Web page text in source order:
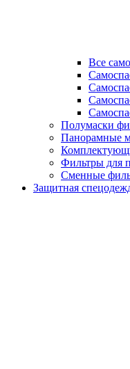
Все
Полумаски
Панорамные
Фильтры для
Сменные
Защитная